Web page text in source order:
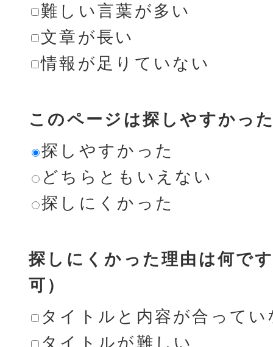
難しい言葉が多い
文章が長い
情報が足りていない
このページは探しやすかっ
探しやすかった
どちらともいえない
探しにくかった
探しにくかった理由は何で
可）
タイトルと内容が合ってい
タイトルが難しい